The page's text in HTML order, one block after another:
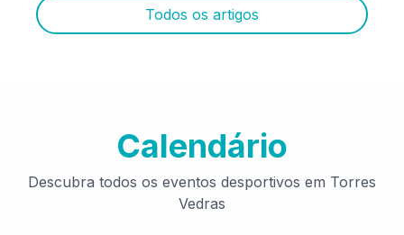
Todos os artigos
Calendário
Descubra todos os eventos desportivos em Torres
Vedras